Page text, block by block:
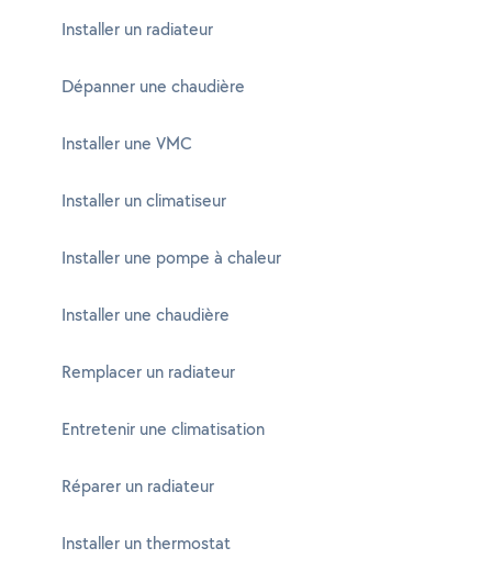
Installer un radiateur
Dépanner une chaudière
Installer une VMC
Installer un climatiseur
Installer une pompe à chaleur
Installer une chaudière
Remplacer un radiateur
Entretenir une climatisation
Réparer un radiateur
Installer un thermostat